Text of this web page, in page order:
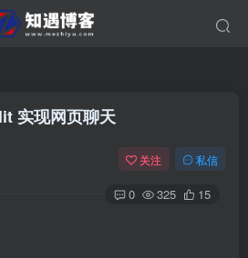
实现网页聊天
关注 私信
0 325 15